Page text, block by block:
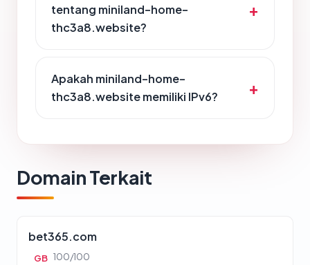
tentang miniland-home-
thc3a8.website?
Apakah miniland-home-
thc3a8.website memiliki IPv6?
Domain Terkait
bet365.com
GB 100/100